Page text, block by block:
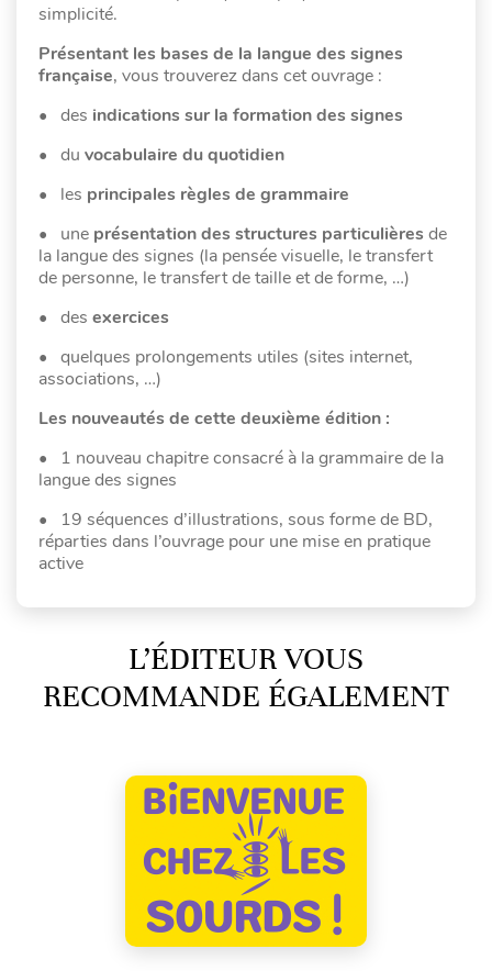
simplicité.
Présentant les bases de la langue des signes
française, vous trouverez dans cet ouvrage :
• des indications sur la formation des signes
• du vocabulaire du quotidien
• les principales règles de grammaire
• une présentation des structures particulières de
la langue des signes (la pensée visuelle, le transfert
de personne, le transfert de taille et de forme, …)
• des exercices
• quelques prolongements utiles (sites internet,
associations, …)
Les nouveautés de cette deuxième édition :
• 1 nouveau chapitre consacré à la grammaire de la
langue des signes
• 19 séquences d’illustrations, sous forme de BD,
réparties dans l’ouvrage pour une mise en pratique
active
L’ÉDITEUR VOUS
RECOMMANDE ÉGALEMENT